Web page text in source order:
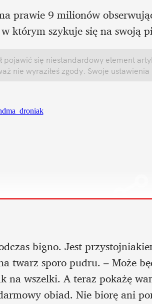
prawie 9 milionów
którym szykuje się na swoją
pojawić się niestandardowy element
nie wyraziłeś zgody. Swoje
bigno. Jest
twarz sporo pudru. – Może
na wszelki. A teraz pokażę
obiad. Nie biorę ani